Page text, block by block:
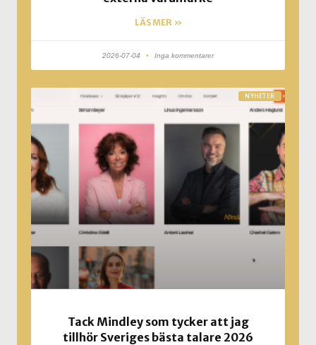
LÄS MER »
2026-07-04 Inga kommentarer
NYHETER
Tack Mindley som tycker att jag
tillhör Sveriges bästa talare 2026